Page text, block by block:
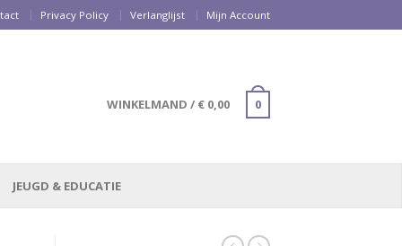
Privacy Policy Verlanglijst Mijn Account
WINKELMAND / € 0,00 0
JEUGD & EDUCATIE